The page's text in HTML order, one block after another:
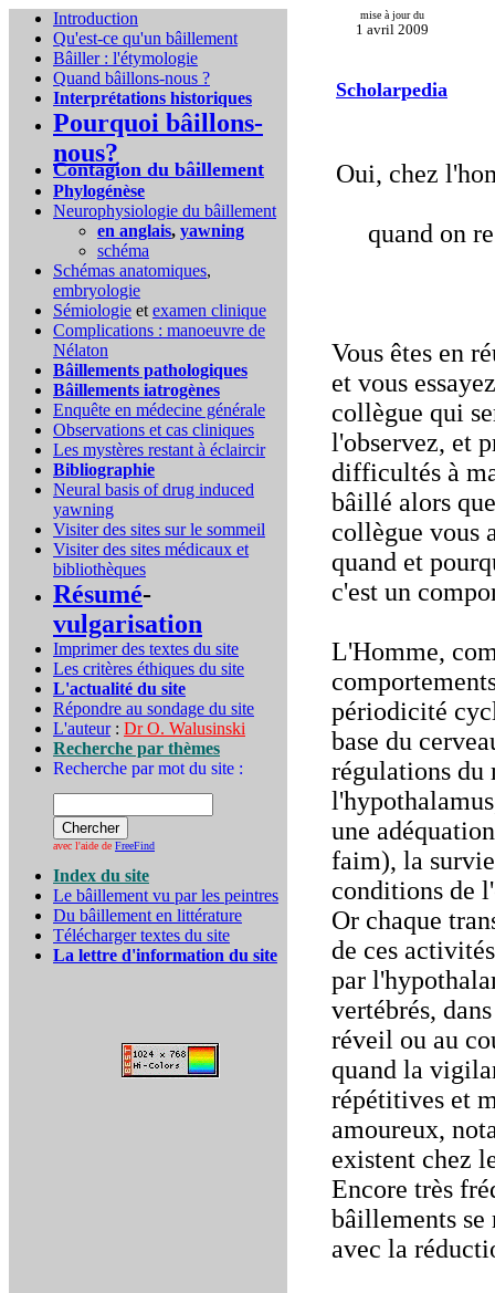
Introduction
Qu'est-ce qu'un bâillement
Bâiller : l'étymologie
Quand bâillons-nous ?
Interprétations historiques
Pourquoi bâillons-
nous?
Contagion du bâillement
Phylogénèse
Neurophysiologie du bâillement
en anglais, yawning
schéma
Schémas anatomiques,
embryologie
Sémiologie et examen clinique
Complications : manoeuvre de
Nélaton
Bâillements pathologiques
Bâillements iatrogènes
Enquête en médecine générale
Observations et cas cliniques
Les mystères restant à éclaircir
Bibliographie
Neural basis of drug induced
yawning
Visiter des sites sur le sommeil
Visiter des sites médicaux et
bibliothèques
Résumé-
vulgarisation
Imprimer des textes du site
Les critères éthiques du site
L'actualité du site
Répondre au sondage du site
L'auteur: Dr O. Walusinski
Recherche par thèmes
Recherche par mot du site :
avec l'aide de FreeFind
Index du site
Le bâillement vu par les peintres
Du bâillement en littérature
Télécharger textes du site
La lettre d'information du site
mise à jour du
1 avril 2009
Scholarpedia
Oui, chez
quand on
Vous êtes en
et vous
collègue qui
l'observez, et
difficultés à
bâillé alors
collègue vous
quand et
c'est un
L'Homme,
périodicité
base du
régulations du
une
faim), la
conditions de
Or chaque
de ces
par
vertébrés,
réveil ou au
quand la
répétitives et
amoureux,
existent chez
Encore très
bâillements se
avec la